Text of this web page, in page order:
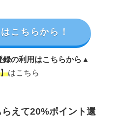
こちらから！
の利用はこちらから▲
】はこちら
えて20%ポイント還